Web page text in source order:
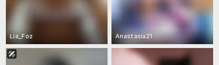
Lia_Foz Anastasia21